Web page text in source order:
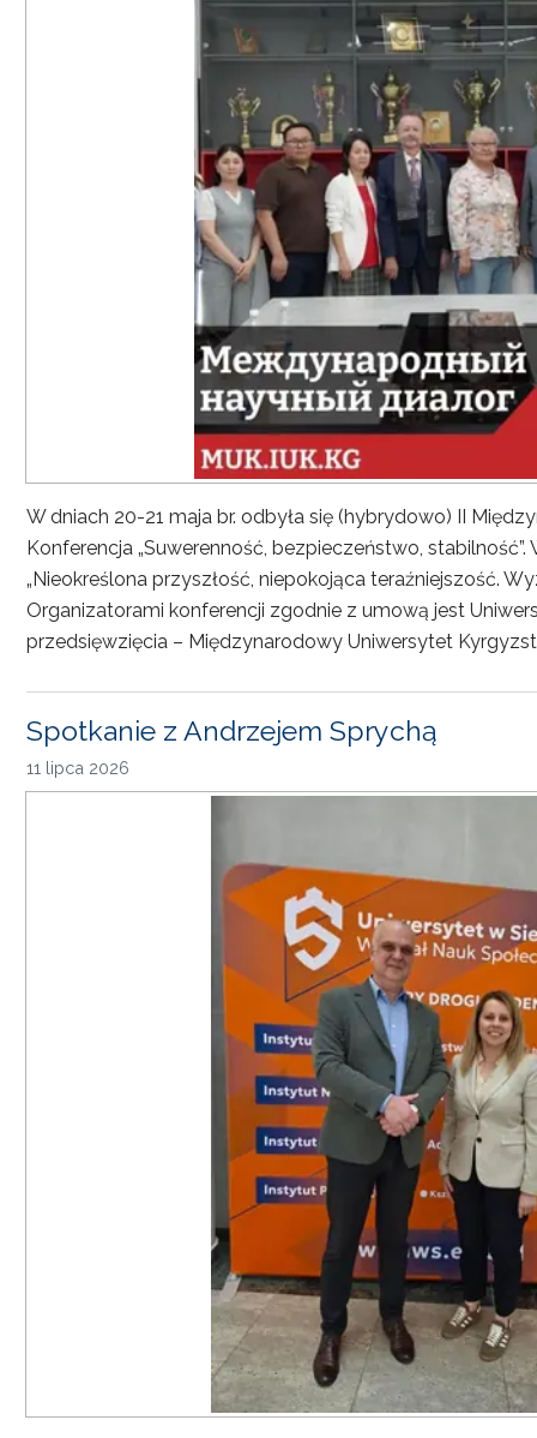
W dniach 20-21 maja br. odbyła się (hybrydowo) II
Konferencja „Suwerenność, bezpieczeństwo,
„Nieokreślona przyszłość, niepokojąca teraźniejszość.
Organizatorami konferencji zgodnie z umową jest
przedsięwzięcia – Międzynarodowy Uniwersytet
Spotkanie z Andrzejem Sprychą
11 lipca 2026